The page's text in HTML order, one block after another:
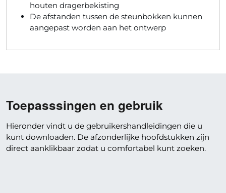
houten dragerbekisting
De afstanden tussen de steunbokken kunnen
aangepast worden aan het ontwerp
Toepasssingen en gebruik
Hieronder vindt u de gebruikershandleidingen die u
kunt downloaden. De afzonderlijke hoofdstukken zijn
direct aanklikbaar zodat u comfortabel kunt zoeken.